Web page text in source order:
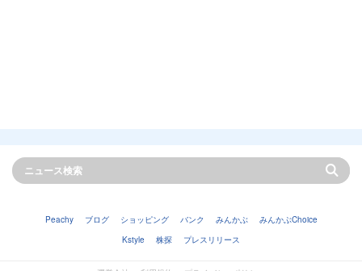
Peachy ブログ ショッピング バンク みんかぶ
みんかぶChoice
Kstyle
株探 プレスリリース